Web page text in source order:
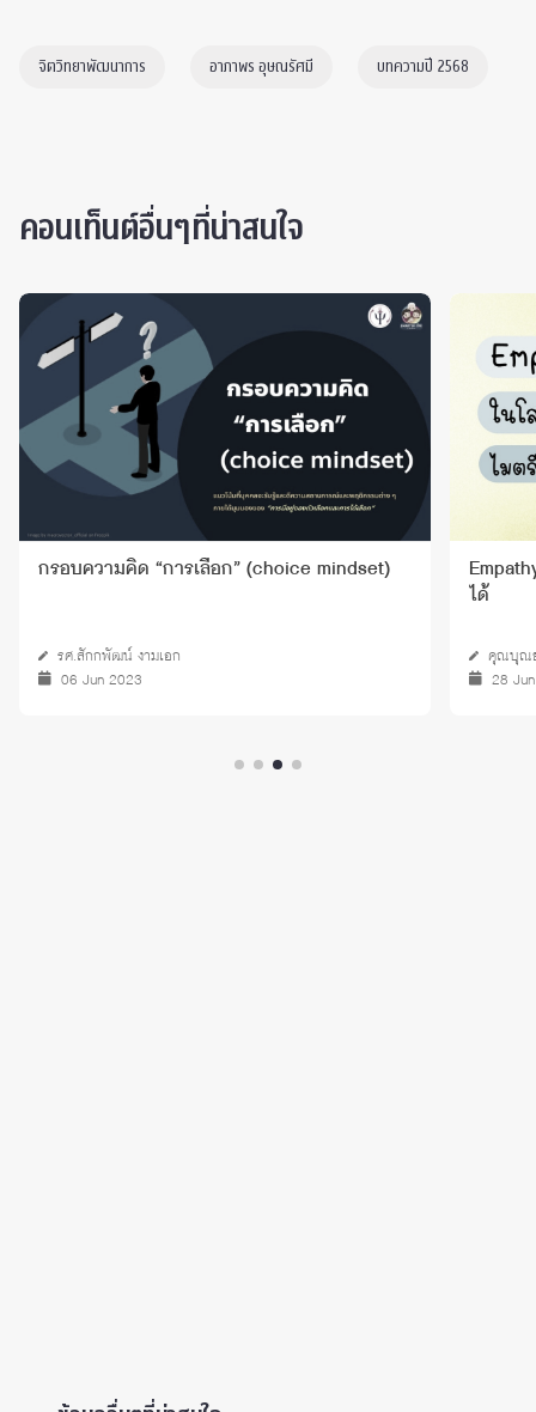
จิตวิทยาพัฒนาการ อาภาพร อุษณรัศมี บทความปี 2568
คอนเท็นต์อื่นๆที่น่าสนใจ
กรอบความคิด “การเลือก” (choice mindset)
รศ.สักกพัฒน์ งามเอก
06 Jun 2023
ได้
คุณบุณ
28